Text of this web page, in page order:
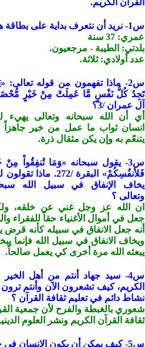
القرآن الكريم.
س1- نريد أن نتعرف بداية على بطاقة هويتكم أيّها الحاج الكريم ؟
عمري: 37 سنة
بلدتي: الطيبة - مرجعيون.
عدد أولادي: ثلاثة.
س2- ماذا تفهمون من قوله تعالى:
تَجِدُ كُلُّ نَفْسٍ مَّا عَمِلَتْ مِنْ خَيْرٍ
آل عمران /3؟
أي أن الله سبحانه وتعالى يهيء
انسان ثواب ما عمل من خير
يتنعّم به وإن يكن مثقال ذرة.
س3- يقول سبحانه «وَمَا تُنفِقُواْ مِنْ
فَلأنفُسِكُمْ» البقرة /272. ماذا
يخاف الإنفاق في سبيل الله
وتعالى ؟
ان الله عز وجل غني عن خلقه،
جعل في أموال الأغنياء حقاً للفقراء
أنه جعل الانفاق في سبيله كأنه قرض
ويخاف الانفاق في سبيل الله فإنما
يبعثه الله مرة أخرى كي يعمل صالحاً.
س4- سيد جهاد أنتم من أهل
الكريم، كيف تشعرون الآن وأنتم
نشاط دائم في تعليم ثقافة القرآن ؟
شعوري بالغبطة والفرح لأن جمعية
ثقافة القرآن الكريم ونشر العلوم
س5- كيف يمكن أن يكون الإنسان في خدمة نشر ثقافة القرآن ؟